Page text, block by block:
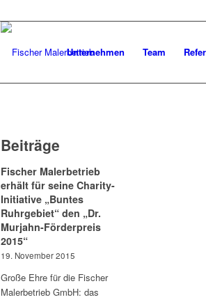
Unternehmen Team
Beiträge
Fischer Malerbetrieb
erhält für seine Charity-
Initiative „Buntes
Ruhrgebiet“ den „Dr.
Murjahn-Förderpreis
2015“
19. November 2015
Große Ehre für die Fischer
Malerbetrieb GmbH: das